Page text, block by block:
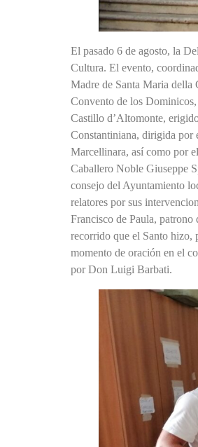
El pasado 6 de agosto, la
Cultura. El evento,
Madre de Santa Maria della
Convento de los
Castillo d’Altomonte,
Constantiniana, dirigida por
Marcellinara, así como por
Caballero Noble Giuseppe
consejo del Ayuntamiento
relatores por sus
Francisco de Paula,
recorrido que el Santo hizo,
momento de oración en el
por Don Luigi Barbati.